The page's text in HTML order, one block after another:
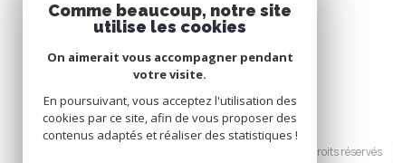
© 2026 | Tous droits réservés
Comme beaucoup, notre site
utilise les cookies
On aimerait vous accompagner pendant
votre visite.
En poursuivant, vous acceptez l'utilisation des
cookies par ce site, afin de vous proposer des
contenus adaptés et réaliser des statistiques !